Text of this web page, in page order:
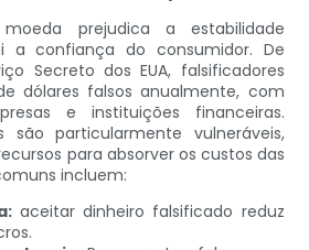
prejudica a estabilidade
a confiança do consumidor. De
Secreto dos EUA, falsificadores
dólares falsos anualmente, com
e instituições financeiras.
são particularmente vulneráveis,
para absorver os custos das
incluem:
aceitar dinheiro falsificado reduz